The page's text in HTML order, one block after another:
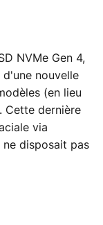
NVMe Gen 4,
d'une nouvelle
(en lieu
Cette dernière
via
disposait pas